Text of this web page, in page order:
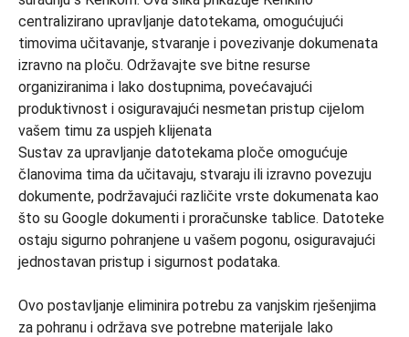
Sustav za upravljanje datotekama ploče omogućuje
članovima tima da učitavaju, stvaraju ili izravno povezuju
dokumente, podržavajući različite vrste dokumenata kao
što su Google dokumenti i proračunske tablice. Datoteke
ostaju sigurno pohranjene u vašem pogonu, osiguravajući
jednostavan pristup i sigurnost podataka.
Ovo postavljanje eliminira potrebu za vanjskim rješenjima
za pohranu i održava sve potrebne materijale lako